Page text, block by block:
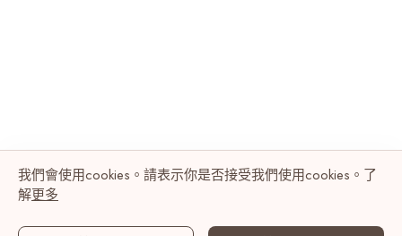
我們會使用cookies。請表示你是否接受我們使用cookies。了
解更多